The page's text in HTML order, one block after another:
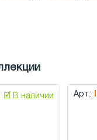
🗹 В наличии Арт.: